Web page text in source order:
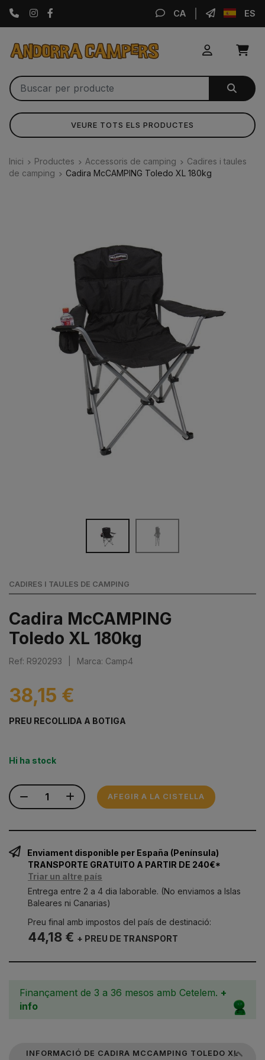
Instagram CA ES
VEURE TOTS ELS PRODUCTES
Inici Productes Accessoris de camping
Cadires i taules
de camping
Cadira McCAMPING Toledo XL 180kg
CADIRES I TAULES DE CAMPING
Cadira McCAMPING
Toledo XL 180kg
Ref: R920293 Marca: Camp4
38,15 €
PREU RECOLLIDA A BOTIGA
Hi ha stock
AFEGIR A LA CISTELLA
Enviament disponible per España (Península)
TRANSPORTE GRATUITO A PARTIR DE 240€*
Triar un altre país
Entrega entre 2 a 4 dia laborable. (No enviamos a Islas
Baleares ni Canarias)
Preu final amb impostos del país de destinació:
44,18 € + PREU DE TRANSPORT
Finançament de 3 a 36 mesos amb Cetelem. +
info
INFORMACIÓ DE CADIRA MCCAMPING TOLEDO XL